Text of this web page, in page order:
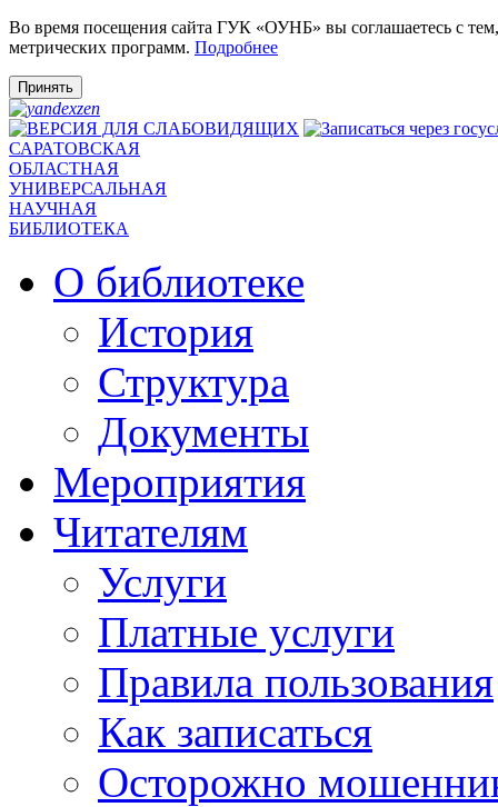
Во время посещения сайта ГУК «ОУНБ» вы соглашаетесь с
метрических программ. Подробнее
Принять
САРАТОВСКАЯ
ОБЛАСТНАЯ
УНИВЕРСАЛЬНАЯ
НАУЧНАЯ
БИБЛИОТЕКА
О библиотеке
История
Структура
Документы
Мероприятия
Читателям
Услуги
Платные услуги
Правила пользования
Как записаться
Осторожно